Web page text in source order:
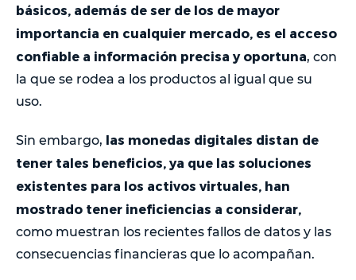
básicos, además de ser de los de mayor
importancia en cualquier mercado, es el acceso
confiable a información precisa y oportuna, con
la que se rodea a los productos al igual que su
uso.
Sin embargo, las monedas digitales distan de
tener tales beneficios, ya que las soluciones
existentes para los activos virtuales, han
mostrado tener ineficiencias a considerar,
como muestran los recientes fallos de datos y las
consecuencias financieras que lo acompañan.